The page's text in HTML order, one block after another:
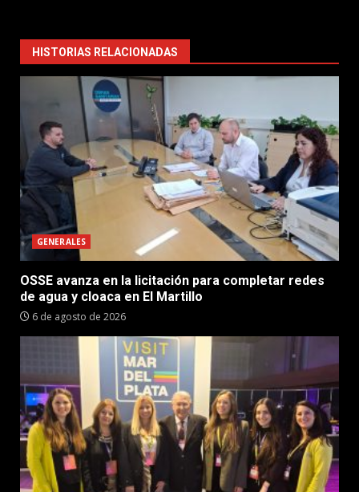
HISTORIAS RELACIONADAS
GENERALES
OSSE avanza en la licitación para completar redes
de agua y cloaca en El Martillo
6 de agosto de 2026